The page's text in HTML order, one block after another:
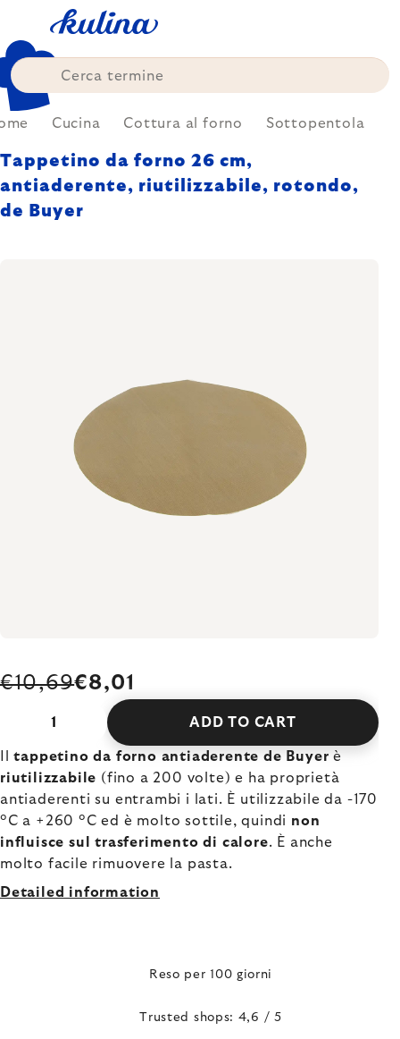
content
Cucina Cottura al forno Sottopentola
Tappetino da forno 26 cm,
antiaderente, riutilizzabile, rotondo,
de Buyer
€10,69€8,01
ADD TO CART
Iltappetino da forno antiaderente de Buyer è
riutilizzabile (fino a 200 volte) e ha proprietà
antiaderenti su entrambi i lati. È utilizzabile da -170
°C a +260 °C ed è molto sottile, quindi non
influisce sul trasferimento di calore. È anche
molto facile rimuovere la pasta.
Detailed information
Reso per 100 giorni
Trusted shops: 4,6 / 5